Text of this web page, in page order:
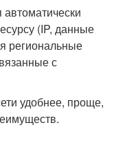
(IP, данные
региональные
с
удобнее, проще,